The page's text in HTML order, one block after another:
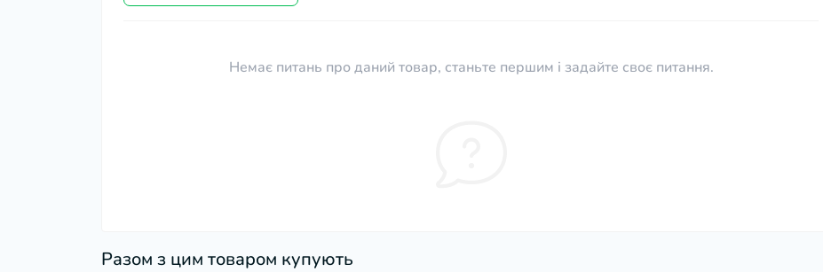
Немає питань про даний товар, станьте першим і задайте своє питання.
Разом з цим товаром купують